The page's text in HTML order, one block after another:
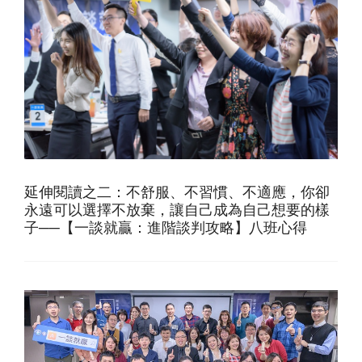
延伸閱讀之二：不舒服、不習慣、不適應，你卻
永遠可以選擇不放棄，讓自己成為自己想要的樣
子──【一談就贏：進階談判攻略】八班心得